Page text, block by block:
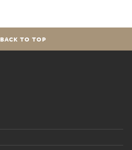
BACK TO TOP